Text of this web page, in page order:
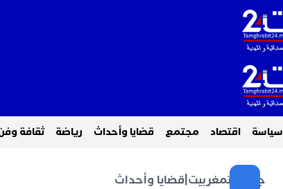
سياسة اقتصاد مجتمع قضايا وأحداث رياضة ثقافة
جريدة تمغربيت قضايا وأحداث